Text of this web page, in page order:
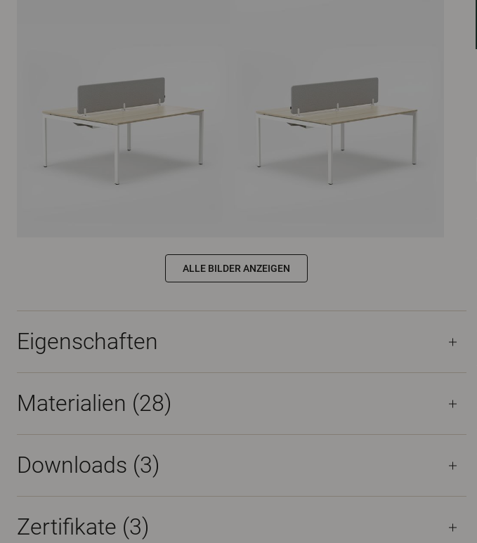
ALLE BILDER ANZEIGEN
Eigenschaften
Materialien (28)
Downloads (3)
Zertifikate (3)